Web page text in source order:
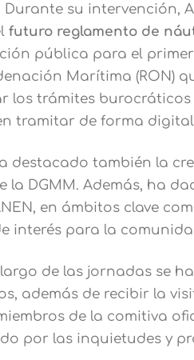
su intervención,
futuro reglamento de
pública para el primer
Marítima (RON)
los trámites
tramitar de forma
destacado también la
DGMM. Además, ha
en ámbitos clave
interés para la
de las jornadas se
además de recibir la
de la comitiva
por las inquietudes y